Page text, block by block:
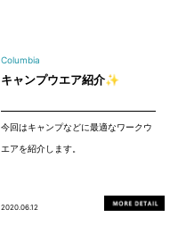
Columbia
キャンプウエア紹介✨
今回はキャンプなどに最適なワークウ
エアを紹介します。
2020.06.12